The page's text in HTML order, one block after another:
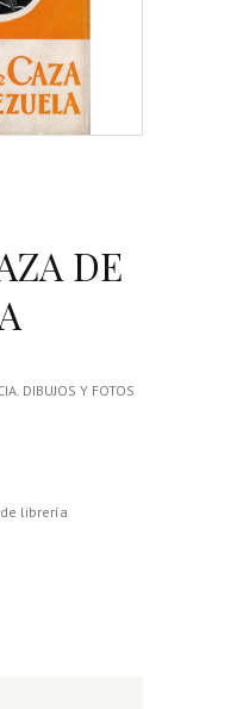
DE
DIBUJOS Y FOTOS
librería